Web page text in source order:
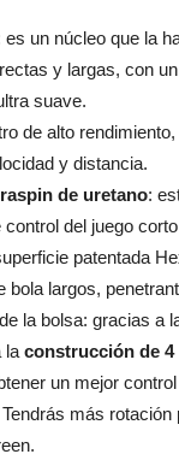
es un núcleo que la
y largas, con
suave.
de alto
y distancia.
de uretano:
del juego
patentada
bola largos,
la bolsa: gracias a
la construcción de 4
un mejor
más rotación